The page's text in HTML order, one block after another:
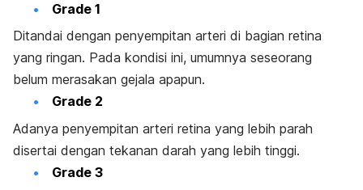
Grade 1
Ditandai dengan penyempitan arteri di bagian retina
yang ringan. Pada kondisi ini, umumnya seseorang
belum merasakan gejala apapun.
Grade 2
Adanya penyempitan arteri retina yang lebih parah
disertai dengan tekanan darah yang lebih tinggi.
Grade 3